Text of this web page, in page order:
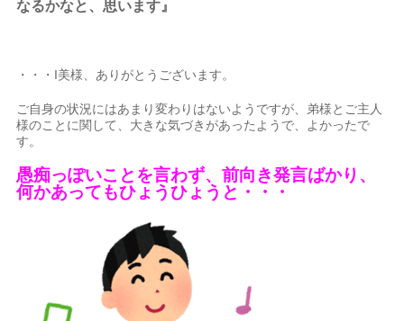
なるかなと、思います』
・・・I美様、ありがとうございます。
ご自身の状況にはあまり変わりはないようですが、弟様とご主人
様のことに関して、大きな気づきがあったようで、よかったで
す。
愚痴っぽいことを言わず、前向き発言ばかり、
何かあってもひょうひょうと・・・